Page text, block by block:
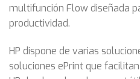
multifunción Flow diseñada
productividad.
HP dispone de varias
soluciones ePrint que